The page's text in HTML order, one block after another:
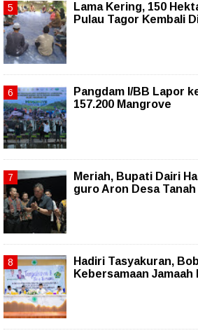
Lama Kering, 150
Pulau Tagor Kembali
Pangdam I/BB Lapor
157.200 Mangrove
Meriah, Bupati Dairi
guro Aron Desa
Hadiri Tasyakuran,
Kebersamaan